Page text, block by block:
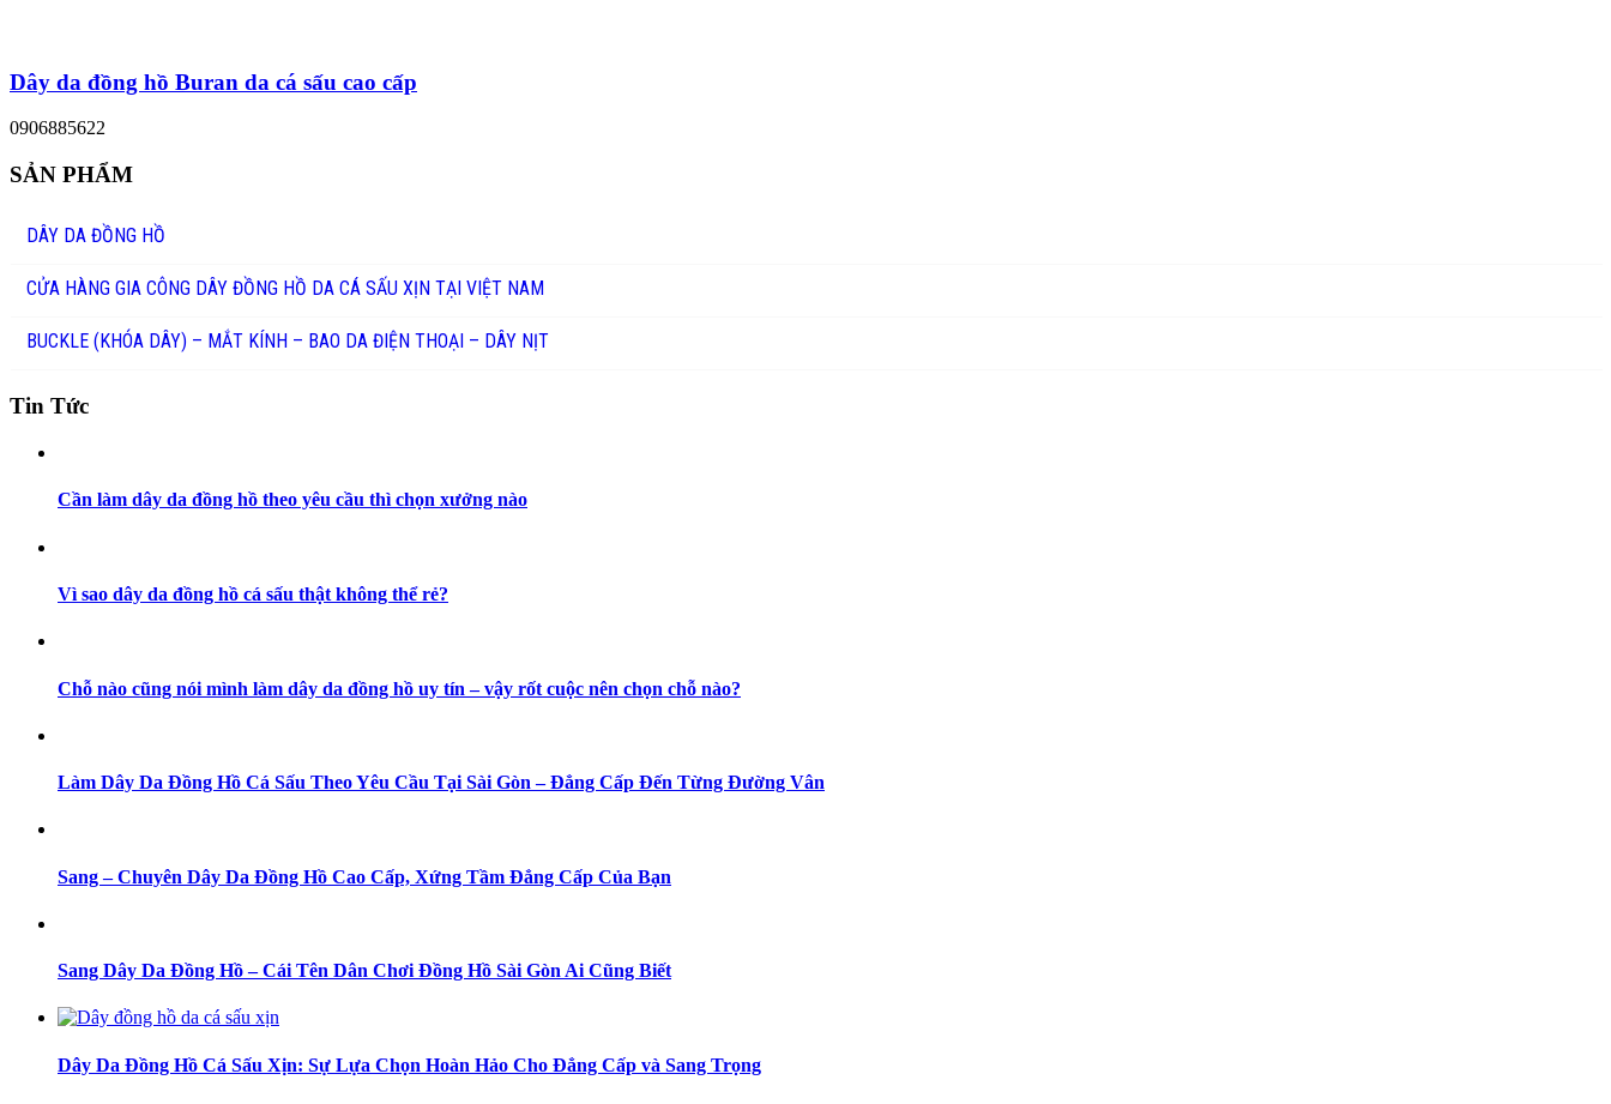
Dây da đồng hồ Buran da cá sấu cao cấp
0906885622
SẢN PHẨM
DÂY DA ĐỒNG HỒ
CỬA HÀNG GIA CÔNG DÂY ĐỒNG HỒ DA CÁ SẤU XỊN TẠI VIỆT NAM
BUCKLE (KHÓA DÂY) – MẮT KÍNH – BAO DA ĐIỆN THOẠI – DÂY NỊT
Tin Tức
Cần làm dây da đồng hồ theo yêu cầu thì chọn xưởng nào
Vì sao dây da đồng hồ cá sấu thật không thể rẻ?
Chỗ nào cũng nói mình làm dây da đồng hồ uy tín – vậy rốt cuộc nên chọn chỗ nào?
Làm Dây Da Đồng Hồ Cá Sấu Theo Yêu Cầu Tại Sài Gòn – Đẳng Cấp Đến Từng Đường Vân
Sang – Chuyên Dây Da Đồng Hồ Cao Cấp, Xứng Tầm Đẳng Cấp Của Bạn
Sang Dây Da Đồng Hồ – Cái Tên Dân Chơi Đồng Hồ Sài Gòn Ai Cũng Biết
Dây Da Đồng Hồ Cá Sấu Xịn: Sự Lựa Chọn Hoàn Hảo Cho Đẳng Cấp và Sang Trọng